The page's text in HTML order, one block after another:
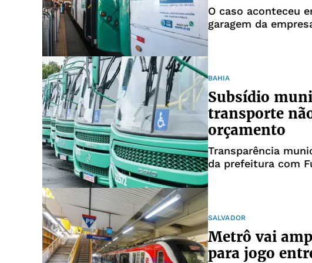
O caso aconteceu
garagem da
BAHIA
Subsídio
transporte
orçamento
Transparência
da prefeitura com
SALVADOR
Metrô vai
para jogo